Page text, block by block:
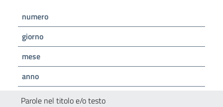
numero
giorno
mese
anno
Parole nel titolo e/o testo